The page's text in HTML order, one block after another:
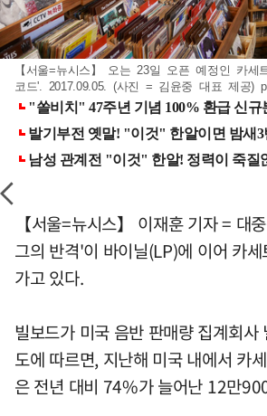
【서울=뉴시스】 오는 23일 오픈 예정인 카
코드'. 2017.09.05. (사진 = 김윤중 대표 제공)
【서울=뉴시스】 이재훈 기자 = 대
그의 반격'이 바이닐(LP)에 이어 카
가고 있다.
빌보드가 미국 음반 판매량 집계회사
도에 따르면, 지난해 미국 내에서 카
은 전년 대비 74%가 늘어난 12만